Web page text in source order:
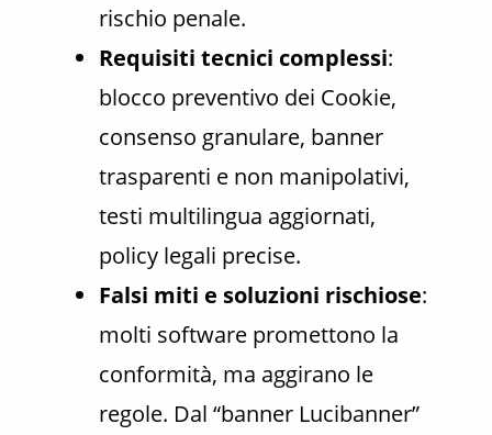
rischio penale.
Requisiti tecnici complessi:
blocco preventivo dei Cookie,
consenso granulare, banner
trasparenti e non manipolativi,
testi multilingua aggiornati,
policy legali precise.
Falsi miti e soluzioni rischiose:
molti software promettono la
conformità, ma aggirano le
regole. Dal “banner Lucibanner”